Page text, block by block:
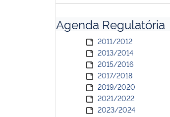
Agenda Regulatória
2011/2012
2013/2014
2015/2016
2017/2018
2019/2020
2021/2022
2023/2024